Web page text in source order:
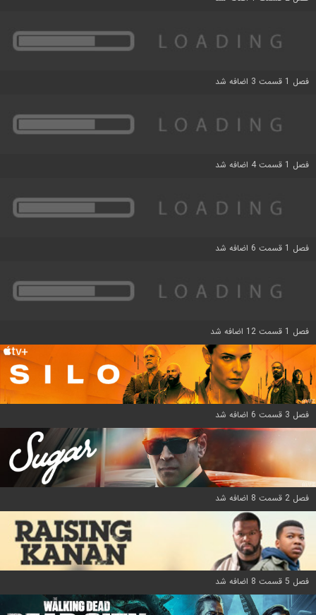
فصل 1 قسمت 3 اضافه شد
فصل 1 قسمت 4 اضافه شد
فصل 1 قسمت 6 اضافه شد
فصل 1 قسمت 12 اضافه شد
فصل 3 قسمت 6 اضافه شد
فصل 2 قسمت 8 اضافه شد
فصل 5 قسمت 8 اضافه شد